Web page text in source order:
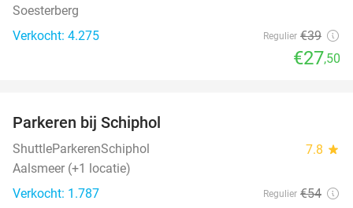
Soesterberg
Verkocht: 4.275
Regulier €39
€27,50
Parkeren bij Schiphol
ShuttleParkerenSchiphol 7.8 star
Aalsmeer (+1 locatie)
Verkocht: 1.787
Regulier €54